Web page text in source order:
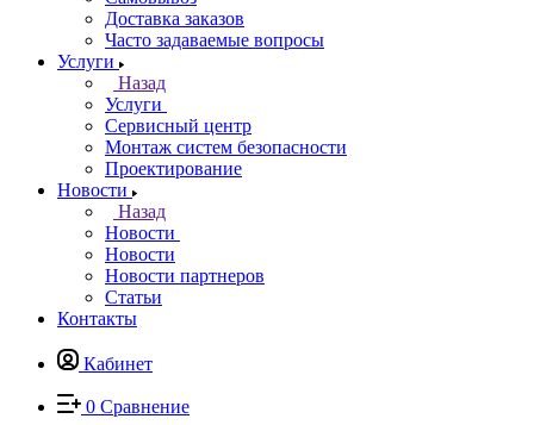
Доставка заказов
Часто задаваемые вопросы
Услуги
Назад
Услуги
Сервисный центр
Монтаж систем безопасности
Проектирование
Новости
Назад
Новости
Новости
Новости партнеров
Статьи
Контакты
Кабинет
0 Сравнение